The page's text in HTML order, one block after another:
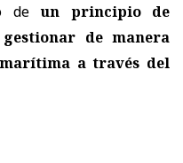
deun principio de
de manera
a través del